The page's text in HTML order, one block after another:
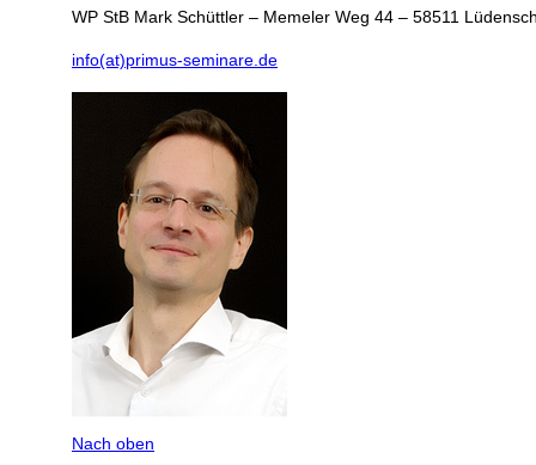
WP StB Mark Schüttler – Memeler Weg 44 – 58511
info(at)primus-seminare.de
Nach oben